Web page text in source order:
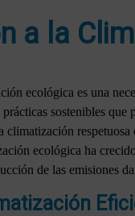
a la
ecológica es una
sostenibles
climatización respetuosa
ecológica ha
de las emisiones